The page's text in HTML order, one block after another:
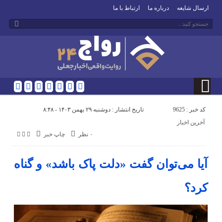
ارسال شایعه درباره ما ارتباط با ما
کد خبر : 9625 تاریخ انتشار : دوشنبه ۲۹ بهمن ۱۴۰۳ - ۸:۴۸
چاپ خبر ۰ نظر
آخرین اخبار
آیا می‌توان گفت «دلت پاک باشد» و گناه
کرد؟